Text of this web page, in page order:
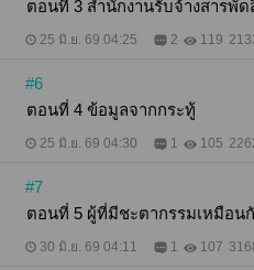
ตอนที่ 3 สำนักงานรับจ้างสารพั
25 มิ.ย. 69 04:25 2 119
#6
ตอนที่ 4 ข้อมูลจากกระทู้
25 มิ.ย. 69 04:30 1 105
#7
ตอนที่ 5 ผู้ที่มีชะตากรรมเหมือ
30 มิ.ย. 69 04:11 1 107